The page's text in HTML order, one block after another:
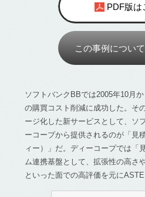
PDF版は
この事例につい
ソフトバンクBBでは2005年10月
の購買コスト削減に成功した。そ
ージ化した新サービスとして、ソ
ーコープから提供されるのが「見
ィー）」だ。ディーコープでは「
ム連携基盤として、拡張性の高さ
といった面での高評価を元に